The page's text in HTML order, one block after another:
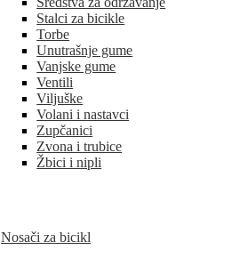
Stalci za bicikle
Torbe
Unutrašnje gume
Vanjske gume
Ventili
Viljuške
Volani i nastavci
Zupčanici
Zvona i trubice
Žbici i nipli
Nosači za bicikl